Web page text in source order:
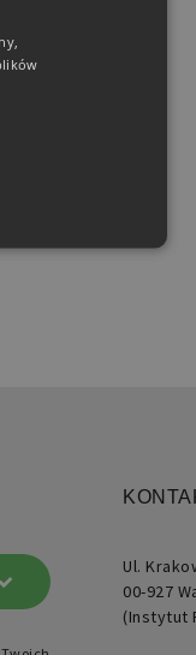
Ul.
00-927
(Instytut
sesji
Zwykle jest to
losowo,
może być